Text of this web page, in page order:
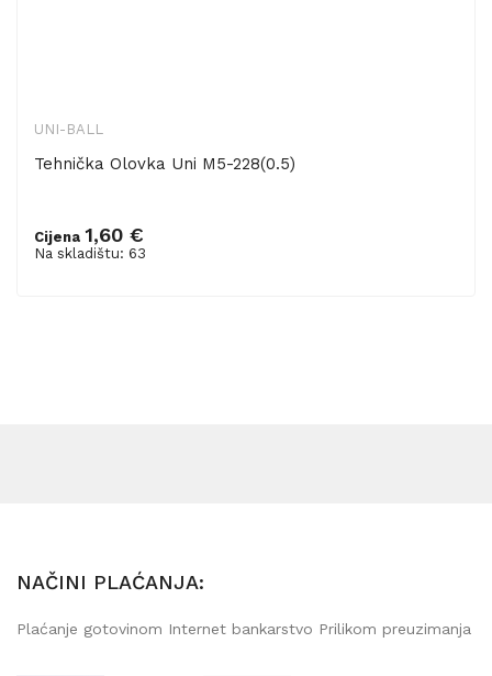
UNI-BALL
Tehnička Olovka Uni M5-228(0.5)
Cijena 1,60 €
Na skladištu: 63
Dodaj u košaricu
NAČINI PLAĆANJA:
Plaćanje gotovinom Internet bankarstvo Prilikom preuzimanja